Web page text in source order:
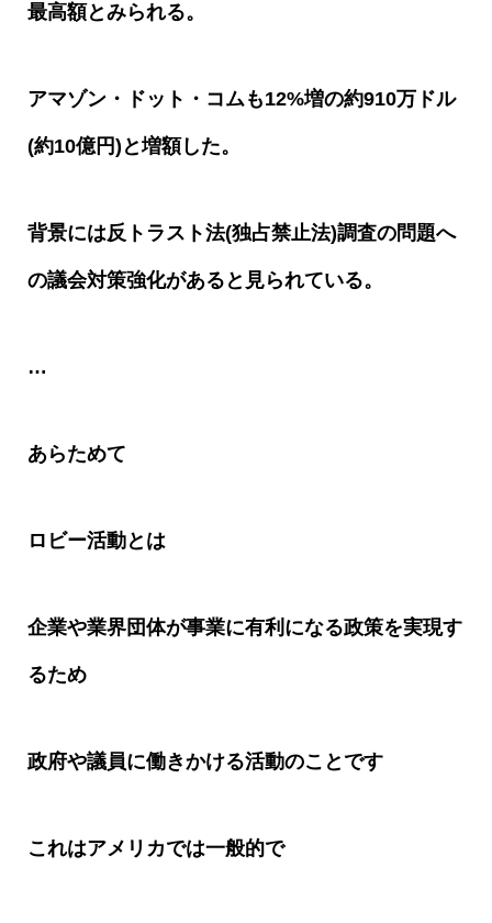
最高額とみられる。
アマゾン・ドット・コムも12%増の約910万ドル
(約10億円) と増額した。
背景には反トラスト法(独占禁止法)調査の問題へ
の議会対策強化があると見られている。
…
あらためて
ロビー活動とは
企業や業界団体が事業に有利になる政策を実現す
るため
政府や議員に働きかける活動のことです
これはアメリカでは一般的で